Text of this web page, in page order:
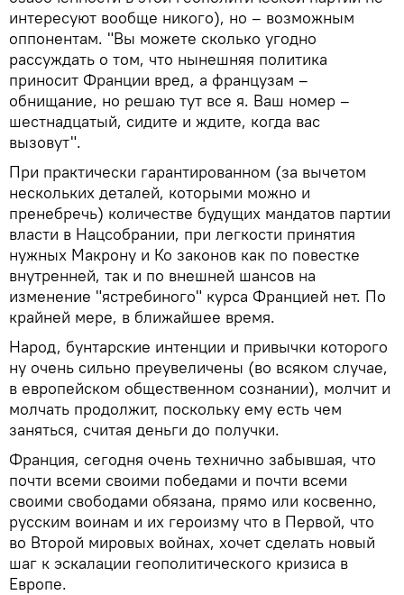
интересуют вообще никого), но – возможным
оппонентам. "Вы можете сколько угодно
рассуждать о том, что нынешняя политика
приносит Франции вред, а французам –
обнищание, но решаю тут все я. Ваш номер –
шестнадцатый, сидите и ждите, когда вас
вызовут".
При практически гарантированном (за вычетом
нескольких деталей, которыми можно и
пренебречь) количестве будущих мандатов партии
власти в Нацсобрании, при легкости принятия
нужных Макрону и Ко законов как по повестке
внутренней, так и по внешней шансов на
изменение "ястребиного" курса Францией нет. По
крайней мере, в ближайшее время.
Народ, бунтарские интенции и привычки которого
ну очень сильно преувеличены (во всяком случае,
в европейском общественном сознании), молчит и
молчать продолжит, поскольку ему есть чем
заняться, считая деньги до получки.
Франция, сегодня очень технично забывшая, что
почти всеми своими победами и почти всеми
своими свободами обязана, прямо или косвенно,
русским воинам и их героизму что в Первой, что
во Второй мировых войнах, хочет сделать новый
шаг к эскалации геополитического кризиса в
Европе.